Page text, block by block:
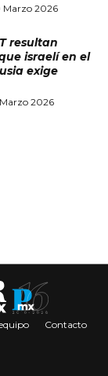
Marzo 2026
resultan
israelí en el
exige
2026
Contacto